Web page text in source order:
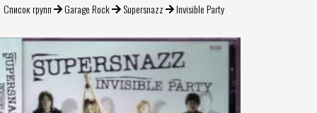
Список групп Garage Rock Supersnazz Invisible Party